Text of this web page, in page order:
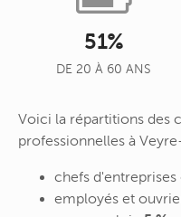
51%
DE 20 À 60 ANS
Voici la répartitions des
professionnelles à
chefs d'entreprises
employés et